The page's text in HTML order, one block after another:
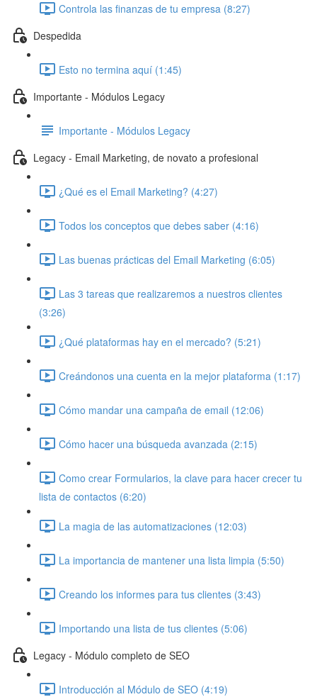
Controla las finanzas de tu empresa (8:27)
Despedida
Esto no termina aquí (1:45)
Importante - Módulos Legacy
Importante - Módulos Legacy
Legacy - Email Marketing, de novato a profesional
¿Qué es el Email Marketing? (4:27)
Todos los conceptos que debes saber (4:16)
Las buenas prácticas del Email Marketing (6:05)
Las 3 tareas que realizaremos a nuestros clientes
(3:26)
¿Qué plataformas hay en el mercado? (5:21)
Creándonos una cuenta en la mejor plataforma (1:17)
Cómo mandar una campaña de email (12:06)
Cómo hacer una búsqueda avanzada (2:15)
Como crear Formularios, la clave para hacer crecer tu
lista de contactos (6:20)
La magia de las automatizaciones (12:03)
La importancia de mantener una lista limpia (5:50)
Creando los informes para tus clientes (3:43)
Importando una lista de tus clientes (5:06)
Legacy - Módulo completo de SEO
Introducción al Módulo de SEO (4:19)